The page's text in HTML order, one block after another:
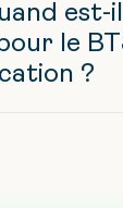
est-
le
?